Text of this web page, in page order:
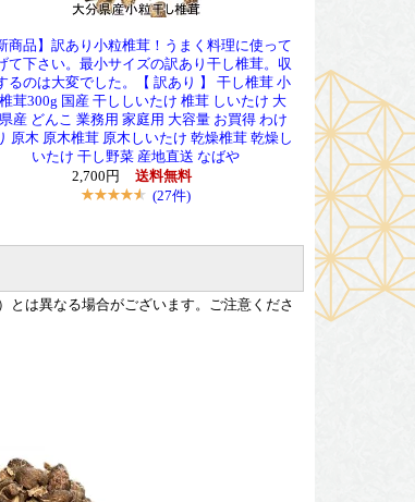
商品】訳あり小粒椎茸！うまく料理に使って
て下さい。最小サイズの訳あり干し椎茸。収
るのは大変でした。【 訳あり 】 干し椎茸 小
茸300g 国産 干ししいたけ 椎茸 しいたけ 大
産 どんこ 業務用 家庭用 大容量 お買得 わけ
原木 原木椎茸 原木しいたけ 乾燥椎茸 乾燥し
いたけ 干し野菜 産地直送 なばや
2,700円
送料無料
(27件)
は異なる場合がございます。ご注意くださ